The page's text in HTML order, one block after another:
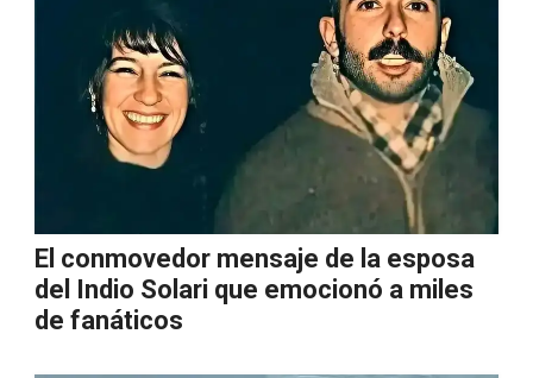
El conmovedor mensaje de la esposa
del Indio Solari que emocionó a miles
de fanáticos